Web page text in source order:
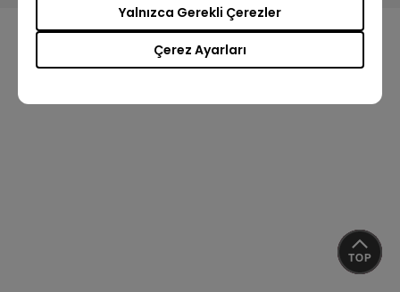
Çerez Ayarları
Yalnızca Gerekli Çerezler